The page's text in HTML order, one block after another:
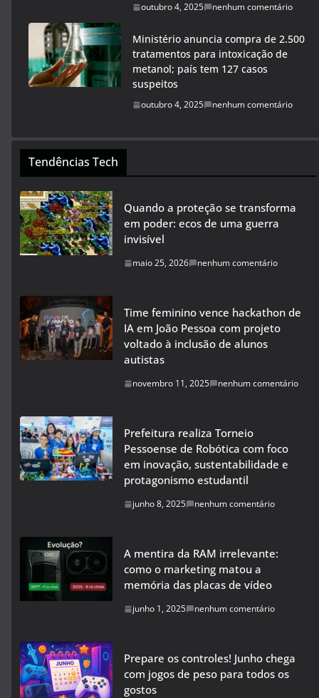
outubro 4, 2025 nenhum comentário
Ministério anuncia compra de 2.500
tratamentos para intoxicação de
metanol; país tem 127 casos
suspeitos
outubro 4, 2025 nenhum comentário
Tendências Tech
Quando a proteção se transforma
em poder: ecos de uma guerra
invisível
maio 25, 2026 nenhum comentário
Time feminino vence hackathon de
IA em João Pessoa com projeto
voltado à inclusão de alunos
autistas
novembro 11, 2025 nenhum comentário
Prefeitura realiza Torneio
Pessoense de Robótica com foco
em inovação, sustentabilidade e
protagonismo estudantil
junho 8, 2025 nenhum comentário
A mentira da RAM irrelevante:
como o marketing matou a
memória das placas de vídeo
junho 1, 2025 nenhum comentário
Prepare os controles! Junho chega
com jogos de peso para todos os
gostos